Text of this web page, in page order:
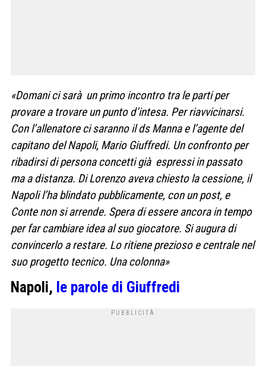
«Domani ci sarà un primo incontro tra le parti per
provare a trovare un punto d’intesa. Per riavvicinarsi.
Con l’allenatore ci saranno il ds Manna e l’agente del
capitano del Napoli, Mario Giuffredi. Un confronto per
ribadirsi di persona concetti già espressi in passato
ma a distanza. Di Lorenzo aveva chiesto la cessione, il
Napoli l’ha blindato pubblicamente, con un post, e
Conte non si arrende. Spera di essere ancora in tempo
per far cambiare idea al suo giocatore. Si augura di
convincerlo a restare. Lo ritiene prezioso e centrale nel
suo progetto tecnico. Una colonna»
Napoli, le parole di Giuffredi